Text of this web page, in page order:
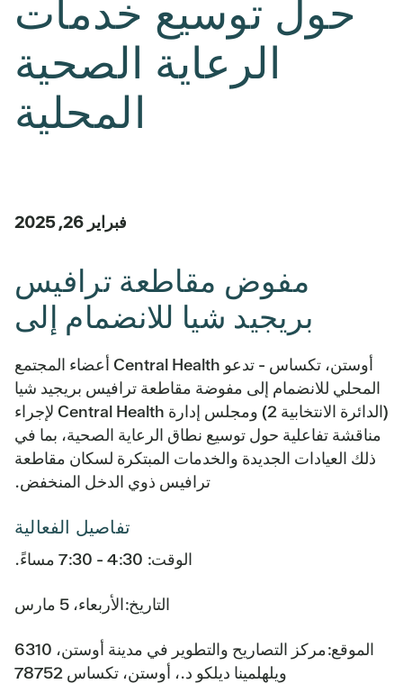
حول توسيع خدمات
الرعاية الصحية
المحلية
فبراير 26, 2025
مفوض مقاطعة ترافيس
بريجيد شيا للانضمام إلى
أوستن، تكساس - تدعو Central Health أعضاء المجتمع
المحلي للانضمام إلى مفوضة مقاطعة ترافيس بريجيد شيا
(الدائرة الانتخابية 2) ومجلس إدارة Central Health لإجراء
مناقشة تفاعلية حول توسيع نطاق الرعاية الصحية، بما في
ذلك العيادات الجديدة والخدمات المبتكرة لسكان مقاطعة
ترافيس ذوي الدخل المنخفض.
تفاصيل الفعالية
الوقت: 4:30 - 7:30 مساءً.
التاريخ:الأربعاء، 5 مارس
الموقع:مركز التصاريح والتطوير في مدينة أوستن، 6310
ويلهلمينا ديلكو د.، أوستن، تكساس 78752